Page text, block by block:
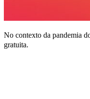
No contexto da pandemia
gratuita.